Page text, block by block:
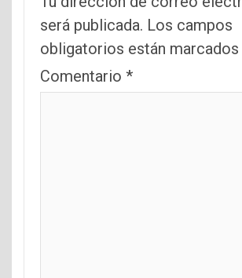
será publicada. Los campos
obligatorios están marcados
Comentario *